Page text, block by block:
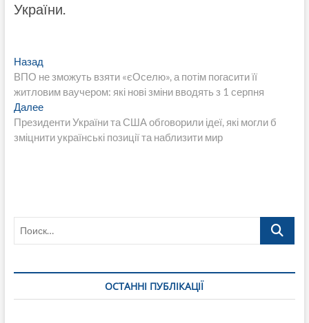
України.
Навигация
по
записям
НазадПредыдущая
запись:
ВПО не зможуть взяти «єОселю», а потім погасити її
житловим ваучером: які нові зміни вводять з 1 серпня
ДалееСледующая
запись:
Президенти України та США обговорили ідеї, які могли б
зміцнити українські позиції та наблизити мир
Поиск…
ОСТАННІ ПУБЛІКАЦІЇ